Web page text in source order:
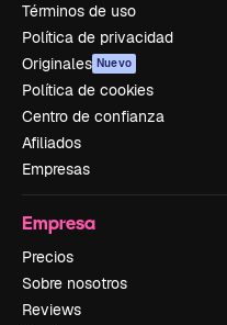
Términos de uso
Política de privacidad
Originales Nuevo
Política de cookies
Centro de confianza
Afiliados
Empresas
Empresa
Precios
Sobre nosotros
Reviews